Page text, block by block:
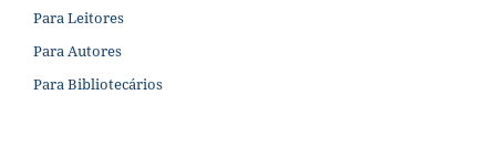
Para Leitores
Para Autores
Para Bibliotecários